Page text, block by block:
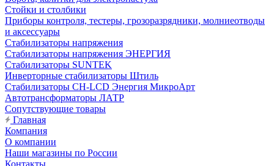
Стойки и столбики
Приборы контроля, тестеры, грозоразрядники, молниеотводы
и аксессуары
Стабилизаторы напряжения
Стабилизаторы напряжения ЭНЕРГИЯ
Стабилизаторы SUNTEK
Инверторные стабилизаторы Штиль
Стабилизаторы СН-LCD Энepгия МикроАрт
Автотрансформаторы ЛАТР
Сопутствующие товары
Главная
Компания
О компании
Наши магазины по России
Контакты